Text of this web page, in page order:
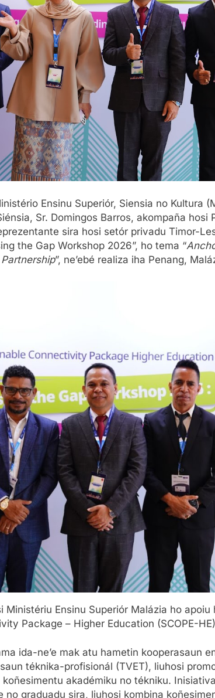
Ensinu Superiór, Siensia no Kultura
Sr. Domingos Barros, akompaña hosi
sira hosi setór privadu Timor-
the Gap Workshop 2026”, ho tema “
”, ne’ebé realiza iha Penang,
Ministériu Ensinu Superiór Malázia ho apoiu
Package – Higher Education (SCOPE-
ida-ne’e mak atu hametin kooperasaun
téknika-profisionál (TVET), liuhosi
akadémiku no tékniku.
no graduadu sira, liuhosi kombina